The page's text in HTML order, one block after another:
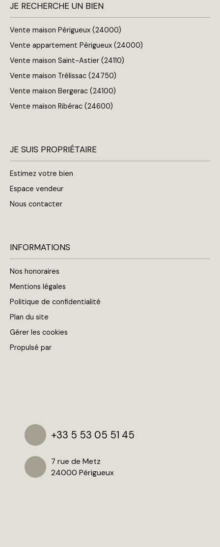
JE RECHERCHE UN BIEN
Vente maison Périgueux (24000)
Vente appartement Périgueux (24000)
Vente maison Saint-Astier (24110)
Vente maison Trélissac (24750)
Vente maison Bergerac (24100)
Vente maison Ribérac (24600)
JE SUIS PROPRIÉTAIRE
Estimez votre bien
Espace vendeur
Nous contacter
INFORMATIONS
Nos honoraires
Mentions légales
Politique de confidentialité
Plan du site
Gérer les cookies
Propulsé par
+33 5 53 05 51 45
7 rue de Metz
24000 Périgueux